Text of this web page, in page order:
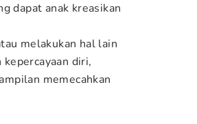
dapat anak kreasikan
melakukan hal lain
diri,
memecahkan